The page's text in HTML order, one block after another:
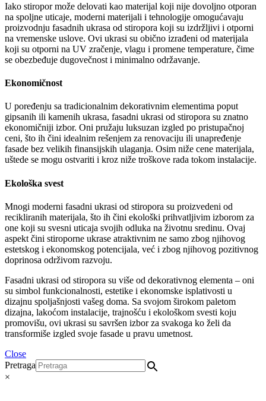
Iako stiropor može delovati kao materijal koji nije dovoljno otporan
na spoljne uticaje, moderni materijali i tehnologije omogućavaju
proizvodnju fasadnih ukrasa od stiropora koji su izdržljivi i otporni
na vremenske uslove. Ovi ukrasi su obično izrađeni od materijala
koji su otporni na UV zračenje, vlagu i promene temperature, čime
se obezbeđuje dugovečnost i minimalno održavanje.
Ekonomičnost
U poređenju sa tradicionalnim dekorativnim elementima poput
gipsanih ili kamenih ukrasa, fasadni ukrasi od stiropora su znatno
ekonomičniji izbor. Oni pružaju luksuzan izgled po pristupačnoj
ceni, što ih čini idealnim rešenjem za renovaciju ili unapređenje
fasade bez velikih finansijskih ulaganja. Osim niže cene materijala,
uštede se mogu ostvariti i kroz niže troškove rada tokom instalacije.
Ekološka svest
Mnogi moderni fasadni ukrasi od stiropora su proizvedeni od
recikliranih materijala, što ih čini ekološki prihvatljivim izborom za
one koji su svesni uticaja svojih odluka na životnu sredinu. Ovaj
aspekt čini stiroporne ukrase atraktivnim ne samo zbog njihovog
estetskog i ekonomskog potencijala, već i zbog njihovog pozitivnog
doprinosa održivom razvoju.
Fasadni ukrasi od stiropora su više od dekorativnog elementa – oni
su simbol funkcionalnosti, estetike i ekonomske isplativosti u
dizajnu spoljašnjosti vašeg doma. Sa svojom širokom paletom
dizajna, lakoćom instalacije, trajnošću i ekološkom svesti koju
promovišu, ovi ukrasi su savršen izbor za svakoga ko želi da
transformiše izgled svoje fasade u pravu umetnost.
Close
Pretraga
×